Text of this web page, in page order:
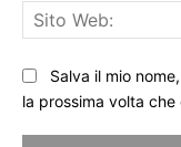
Salva il mio
la prossima volta che